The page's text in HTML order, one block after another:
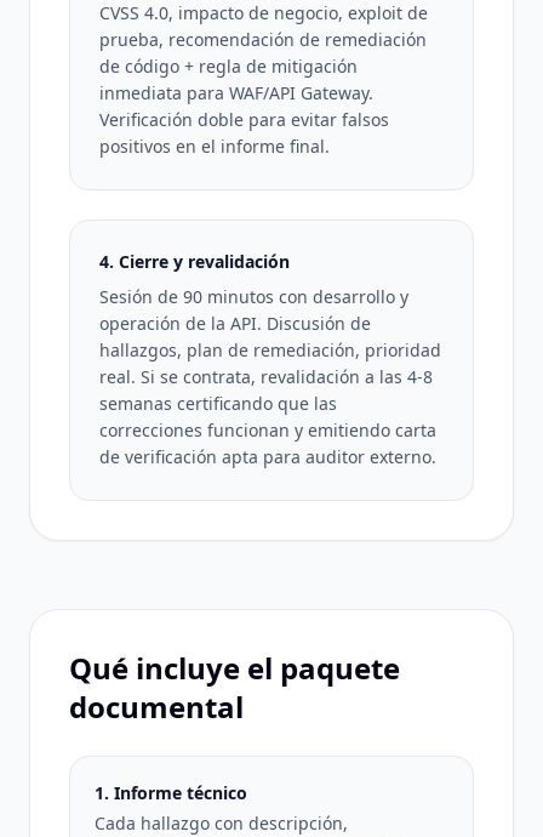
CVSS 4.0, impacto de negocio, exploit de
prueba, recomendación de remediación
de código + regla de mitigación
inmediata para WAF/API Gateway.
Verificación doble para evitar falsos
positivos en el informe final.
4. Cierre y revalidación
Sesión de 90 minutos con desarrollo y
operación de la API. Discusión de
hallazgos, plan de remediación, prioridad
real. Si se contrata, revalidación a las 4-8
semanas certificando que las
correcciones funcionan y emitiendo carta
de verificación apta para auditor externo.
Qué incluye el paquete
documental
1. Informe técnico
Cada hallazgo con descripción,